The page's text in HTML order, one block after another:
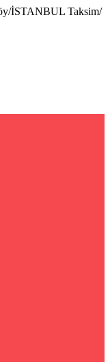
İSTANBUL Taksim/